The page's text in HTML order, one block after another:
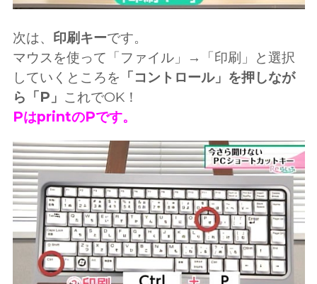
次は、 印刷キーです。
マウスを使って「ファイル」→「印刷」と選択
していくところを 「コントロール」を押しなが
ら「P」 これでOK！
PはprintのPです。